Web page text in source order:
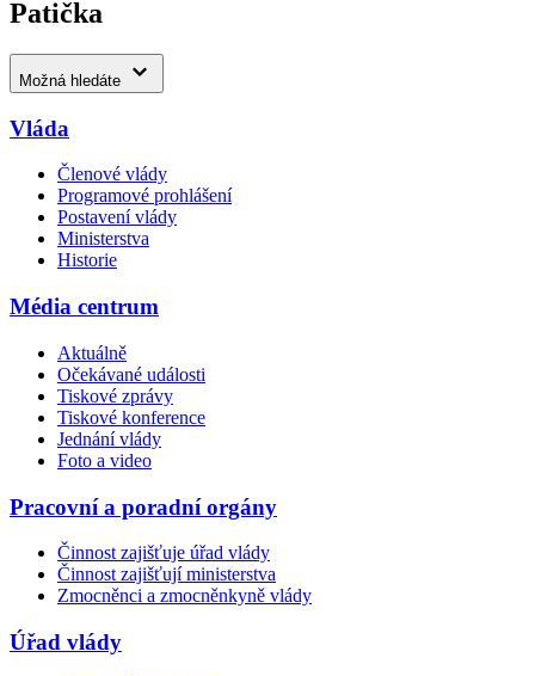
Patička
Možná hledáte
Vláda
Členové vlády
Programové prohlášení
Postavení vlády
Ministerstva
Historie
Média centrum
Aktuálně
Očekávané události
Tiskové zprávy
Tiskové konference
Jednání vlády
Foto a video
Pracovní a poradní orgány
Činnost zajišťuje úřad vlády
Činnost zajišťují ministerstva
Zmocněnci a zmocněnkyně vlády
Úřad vlády